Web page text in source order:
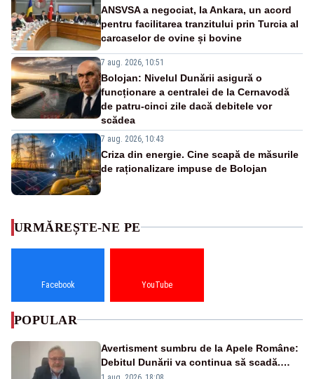
ANSVSA a negociat, la Ankara, un acord
pentru facilitarea tranzitului prin Turcia al
carcaselor de ovine și bovine
7 aug. 2026, 10:51
Bolojan: Nivelul Dunării asigură o
funcționare a centralei de la Cernavodă
de patru-cinci zile dacă debitele vor
scădea
7 aug. 2026, 10:43
Criza din energie. Cine scapă de măsurile
de raționalizare impuse de Bolojan
URMĂREȘTE-NE PE
Facebook YouTube
POPULAR
Avertisment sumbru de la Apele Române:
Debitul Dunării va continua să scadă.
Cernavodă s-ar putea închide în 4 zile